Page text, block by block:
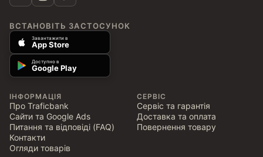
ВСТАНОВІТЬ ЗАСТОСУНОК
Завантажити в
App Store
Доступно в
Google Play
ІНФОРМАЦІЯ
Про Traficbank
Сайти та Google Ads
Питання та відповіді (FAQ)
Контакти
Огляди товарів
СЕРВІС
Сервіс та гарантія
Доставка та оплата
Повернення товару